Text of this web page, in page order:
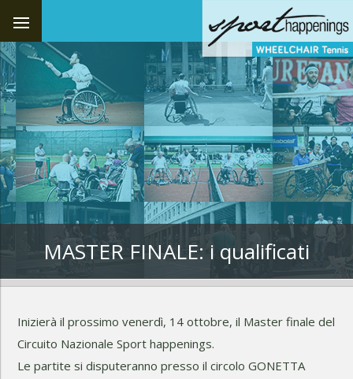
MASTER FINALE: i qualificati
Inizierà il prossimo venerdì, 14 ottobre, il Master finale del
Circuito Nazionale Sport happenings.
Le partite si disputeranno presso il circolo GONETTA